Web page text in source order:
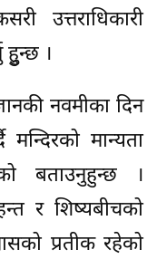
उत्तराधिकारी
हुुन्छ ।
नवमीका दिन
मान्यता
बताउनुहुन्छ ।
र शिष्यबीचको
प्रतीक रहेको